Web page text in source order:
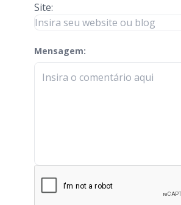
Site:
Mensagem:
check-terms